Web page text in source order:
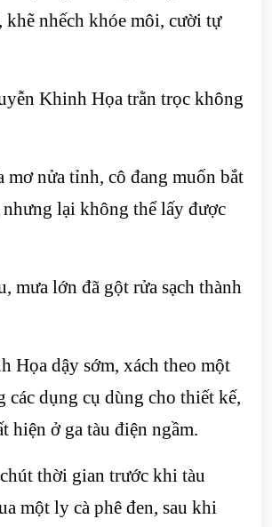
khẽ nhếch khóe môi, cười tự
Khinh Họa trằn trọc không
mơ nửa tỉnh, cô đang muốn bắt
lại không thể lấy được
mưa lớn đã gột rửa sạch thành
Họa dậy sớm, xách theo một
các dụng cụ dùng cho thiết kế,
hiện ở ga tàu điện ngầm.
thời gian trước khi tàu
một ly cà phê đen, sau khi